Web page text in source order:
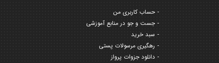
حساب کاربری من
جست و جو در منابع آموزشی
سبد خرید
رهگیری مرسولات پستی
دانلود جزوات پرواز